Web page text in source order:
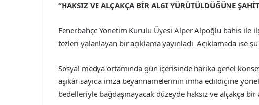
“HAKSIZ VE ALÇAKÇA BİR ALGI YÜRÜTÜLDÜĞÜNE
Fenerbahçe Yönetim Kurulu Üyesi Alper Alpoğlu bahis ile
tezleri yalanlayan bir açıklama yayınladı. Açıklamada ise
Sosyal medya ortamında gün içerisinde harika genel
aşikâr sayıda imza beyannamelerinin imha edildiğine
bedelleriyle bağdaşmayacak düzeyde haksız ve alçakça